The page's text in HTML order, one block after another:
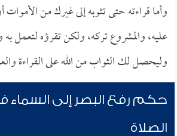
وأما قراءته حتى تثوبه إلى غيرك من الأموات
عليه، والمشروع تركه، ولكن تقرؤه لتعمل
وليحصل لك الثواب من الله على القراءة
حكم رفع البصر إلى السماء
الصلاة